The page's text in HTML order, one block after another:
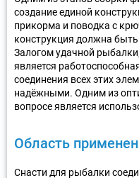
создание единой
прикорма и поводка с
конструкция должна
Залогом удачной
является
соединения всех этих
надёжными. Одним из
вопросе является
Область
Снасти для рыбалки